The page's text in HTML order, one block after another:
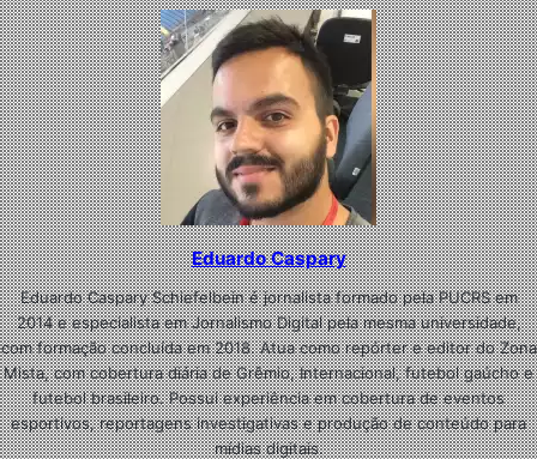
Eduardo Caspary
Eduardo Caspary Schiefelbein é jornalista formado pela PUCRS em
2014 e especialista em Jornalismo Digital pela mesma universidade,
com formação concluída em 2018. Atua como repórter e editor do Zona
Mista, com cobertura diária de Grêmio, Internacional, futebol gaúcho e
futebol brasileiro. Possui experiência em cobertura de eventos
esportivos, reportagens investigativas e produção de conteúdo para
mídias digitais.